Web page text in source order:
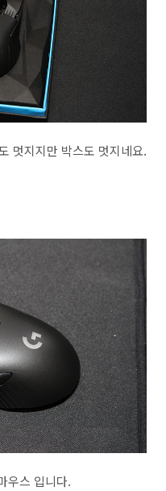
멋지지만 박스도 멋지네요.
우스 입니다.